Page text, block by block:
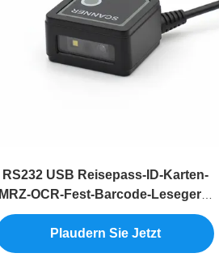
RS232 USB Reisepass-ID-Karten-
MRZ-OCR-Fest-Barcode-Lesegerät
für Selbstbedienungsautomaten
Plaudern Sie Jetzt